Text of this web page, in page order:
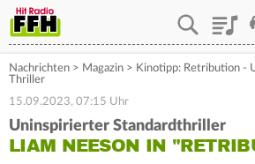
Nachrichten > Magazin > Kinotipp: Retribution -
Thriller
15.09.2023, 07:15 Uhr
Uninspirierter Standardthriller
LIAM NEESON IN